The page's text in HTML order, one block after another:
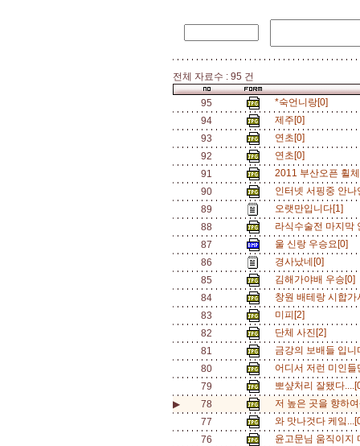
전체 자료수 : 95 건
95
*숙언니랑[0]
94
제주[0]
93
연초[0]
92
연초[0]
91
2011 부산오픈 휠
90
인터넷 서핑중 안
89
오랫만입니다[1]
88
라식수술전 마지
87
울 신랑 우승요[0]
86
경사났네[0]
85
김해가야배 우승[0]
84
창원 배테랑 시합
83
미피[2]
82
단체 사진[2]
81
금강의 보배들 입
80
어디서 저런 미인
79
뽀샾처리 잘됐다
▶
78
저 높은 곳을 향하
77
와 맛나것다 케잌
76
윤고문님 움직이